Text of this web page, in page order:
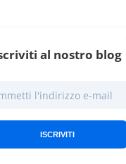
al nostro blog
ISCRIVITI